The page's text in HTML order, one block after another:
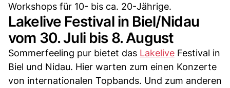
Workshops für 10- bis ca. 20-Jährige.
Lakelive Festival in Biel/Nidau
vom 30. Juli bis 8. August
Sommerfeeling pur bietet das Lakelive Festival in
Biel und Nidau. Hier warten zum einen Konzerte
von internationalen Topbands. Und zum anderen